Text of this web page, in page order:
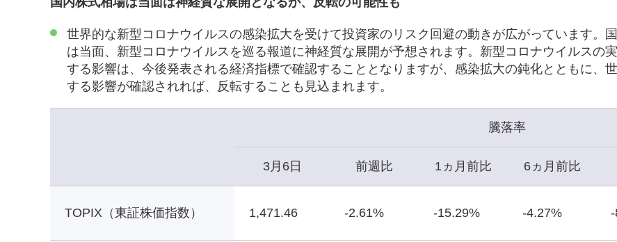
世界的な新型コロナウイルスの感染拡大を受けて投資家のリスク回避の動きが広がっています。
は当面、新型コロナウイルスを巡る報道に神経質な展開が予想されます。新型コロナウイルスの
する影響は、今後発表される経済指標で確認することとなりますが、感染拡大の鈍化とともに、
する影響が確認されれば、反転することも見込まれます。
騰落率
3月6日 前週比 1ヵ月前比 6ヵ月前比
TOPIX（東証株価指数） 1,471.46 -2.61% -15.29% -4.27%